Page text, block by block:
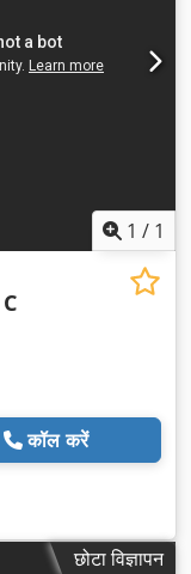
1 / 1
कॉल करें
छोटा विज्ञापन